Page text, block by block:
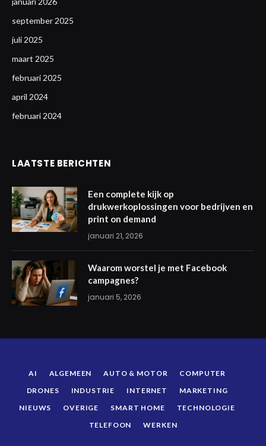
september 2025
juli 2025
maart 2025
februari 2025
april 2024
februari 2024
LAATSTE BERICHTEN
Een complete kijk op
drukwerkoplossingen voor bedrijven en
print on demand
januari 21, 2026
Waarom worstel je met Facebook
campagnes?
januari 5, 2026
AI ALGEMEEN AUTO & MOTOR
COMPUTER
DRONES
INDUSTRIE INTERNET
MARKETING
NIEUWS
OVERIGE SMART HOME
TECHNOLOGIE
TELEFOON
WERKEN